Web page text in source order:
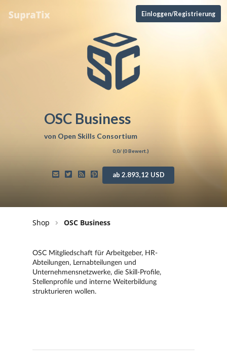
Einloggen/Registrierung
OSC Business
von Open Skills Consortium
0,0/ (0Bewert.)
ab 2.893,12 USD
Shop OSC Business